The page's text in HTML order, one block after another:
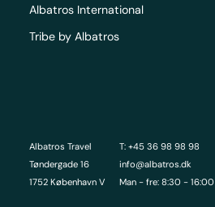
Albatros Travel
Tøndergade 16
1752 København V
T: +45 36 98 98 98
info@albatros.dk
Man - fre: 8:30 - 16:00
Albatros International
Tribe by Albatros